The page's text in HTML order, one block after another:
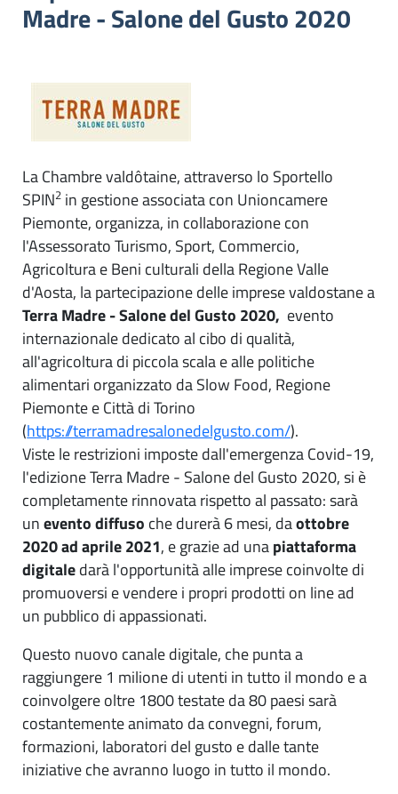
Madre - Salone del Gusto 2020
La Chambre valdôtaine, attraverso lo Sportello
SPIN2 in gestione associata con Unioncamere
Piemonte, organizza, in collaborazione con
l'Assessorato Turismo, Sport, Commercio,
Agricoltura e Beni culturali della Regione Valle
d'Aosta, la partecipazione delle imprese valdostane a
Terra Madre - Salone del Gusto 2020, evento
internazionale dedicato al cibo di qualità,
all'agricoltura di piccola scala e alle politiche
alimentari organizzato da Slow Food, Regione
Piemonte e Città di Torino
(https://terramadresalonedelgusto.com/).
Viste le restrizioni imposte dall'emergenza Covid-19,
l'edizione Terra Madre - Salone del Gusto 2020, si è
completamente rinnovata rispetto al passato: sarà
unevento diffuso che durerà 6 mesi, daottobre
2020 ad aprile 2021, e grazie ad unapiattaforma
digitaledarà l'opportunità alle imprese coinvolte di
promuoversi e vendere i propri prodotti on line ad
un pubblico di appassionati.
Questo nuovo canale digitale, che punta a
raggiungere 1 milione di utenti in tutto il mondo e a
coinvolgere oltre 1800 testate da 80 paesi sarà
costantemente animato da convegni, forum,
formazioni, laboratori del gusto e dalle tante
iniziative che avranno luogo in tutto il mondo.